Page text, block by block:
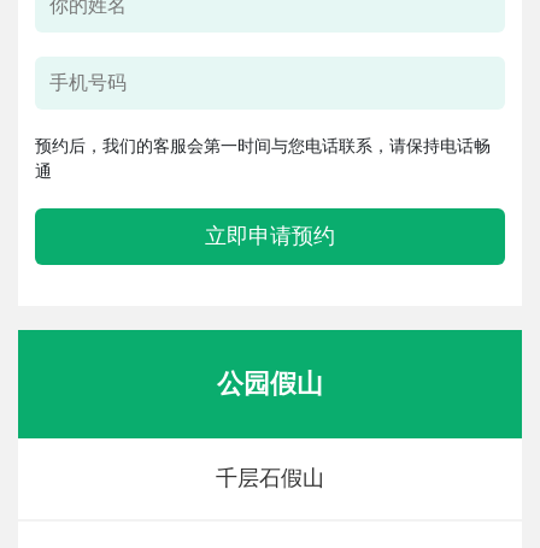
预约后，我们的客服会第一时间与您电话联系，请保持电话畅
通
立即申请预约
公园假山
千层石假山